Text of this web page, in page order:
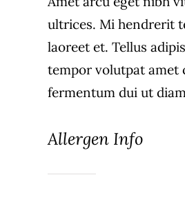
ultrices. Mi hendrerit
laoreet et. Tellus
tempor volutpat amet
fermentum dui ut
Allergen Info